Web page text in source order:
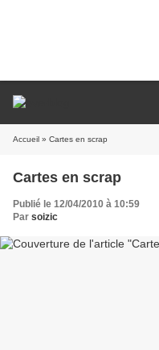
Accueil » Cartes en scrap
Cartes en scrap
Publié le 12/04/2010 à 10:59
Par soizic